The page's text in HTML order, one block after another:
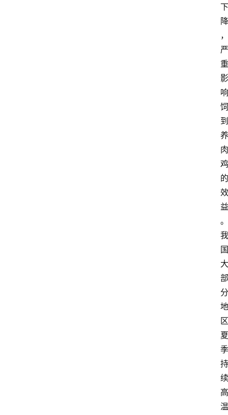
下
降
，
严
重
影
响
饲
到
养
肉
鸡
的
效
益
。
我
国
大
部
分
地
区
夏
季
持
续
高
温